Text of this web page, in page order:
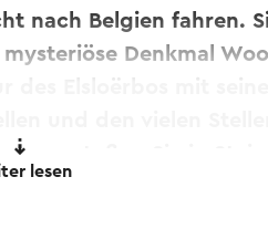
nach Belgien fahren.
Denkmal
stoßen Sie in
lesen